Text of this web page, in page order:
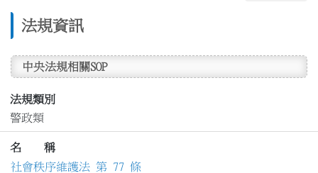
法規資訊
中央法規相關SOP
法規類別
警政類
名 稱
社會秩序維護法 第 77 條